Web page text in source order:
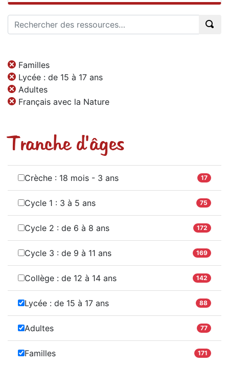
Familles
Lycée : de 15 à 17 ans
Adultes
Français avec la Nature
Tranche d'âges
Crèche : 18 mois - 3 ans 17
Cycle 1 : 3 à 5 ans 75
Cycle 2 : de 6 à 8 ans 172
Cycle 3 : de 9 à 11 ans 169
Collège : de 12 à 14 ans 142
Lycée : de 15 à 17 ans 88
Adultes 77
Familles 171